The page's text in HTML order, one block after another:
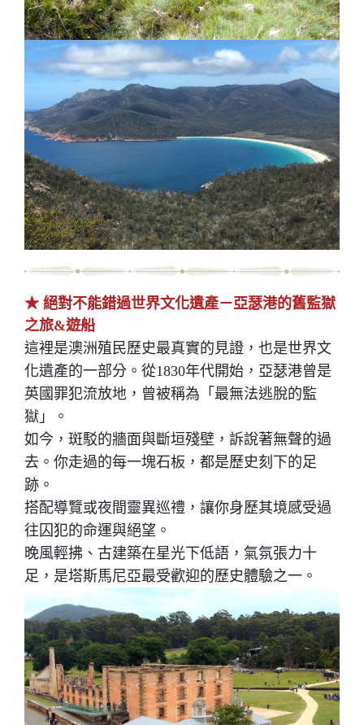
★ 絕對不能錯過世界文化遺產－亞瑟港的舊監獄
之旅&遊船
這裡是澳洲殖民歷史最真實的見證，也是世界文
化遺產的一部分。從1830年代開始，亞瑟港曾是
英國罪犯流放地，曾被稱為「最無法逃脫的監
獄」。
如今，斑駁的牆面與斷垣殘壁，訴說著無聲的過
去。你走過的每一塊石板，都是歷史刻下的足
跡。
搭配導覽或夜間靈異巡禮，讓你身歷其境感受過
往囚犯的命運與絕望。
晚風輕拂、古建築在星光下低語，氣氛張力十
足，是塔斯馬尼亞最受歡迎的歷史體驗之一。